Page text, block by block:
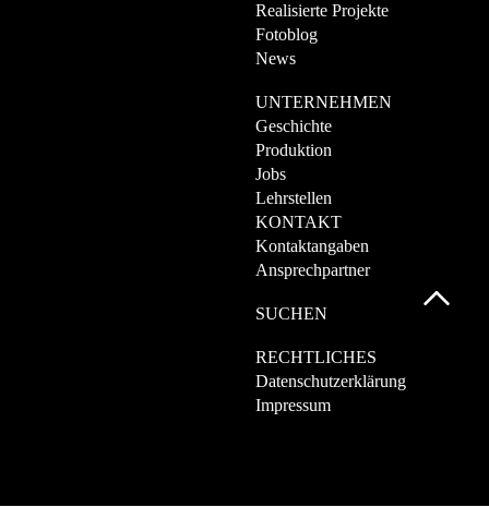
Realisierte Projekte
Fotoblog
News
UNTERNEHMEN
Geschichte
Produktion
Jobs
Lehrstellen
KONTAKT
Kontaktangaben
Ansprechpartner
SUCHEN
RECHTLICHES
Datenschutzerklärung
Impressum